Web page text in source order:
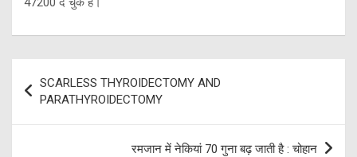
navigation
SCARLESS THYROIDECTOMY AND
PARATHYROIDECTOMY
रमजान में नेकियां 70 गुना बढ़ जाती है : चोहान